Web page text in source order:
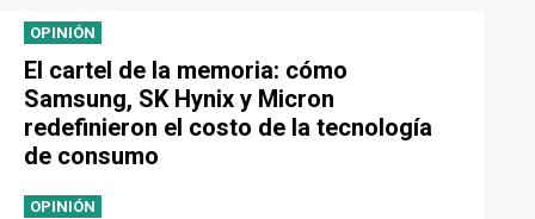
OPINIÓN
El cartel de la memoria: cómo
Samsung, SK Hynix y Micron
redefinieron el costo de la tecnología
de consumo
OPINIÓN